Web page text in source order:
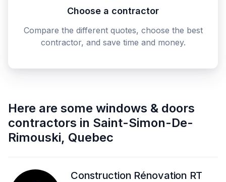
Choose a contractor
Compare the different quotes, choose the best
contractor, and save time and money.
Here are some windows & doors
contractors in Saint-Simon-De-
Rimouski, Quebec
Construction Rénovation RT